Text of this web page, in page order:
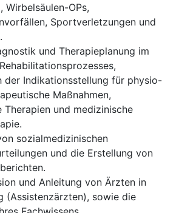
Wirbelsäulen-OPs,
Sportverletzungen und
und Therapieplanung im
der Indikationsstellung für physio-
Maßnahmen,
Therapien und medizinische
sozialmedizinischen
und die Erstellung von
und Anleitung von Ärzten in
(Assistenzärzten), sowie die